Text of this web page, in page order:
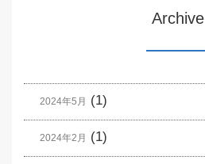
Archive
2024年5月 (1)
2024年2月 (1)